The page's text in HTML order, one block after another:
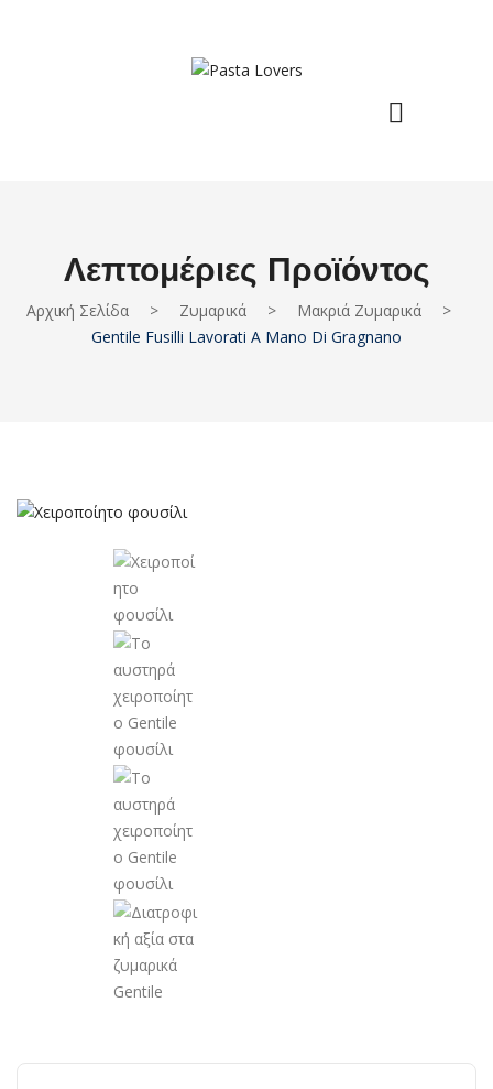
Λεπτομέριες Προϊόντος
Αρχική Σελίδα > Ζυμαρικά > Μακριά Ζυμαρικά
>
Gentile Fusilli Lavorati A Mano Di Gragnano